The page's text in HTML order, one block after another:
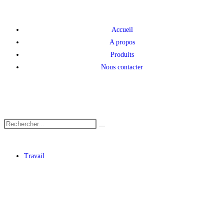
Accueil
A propos
Produits
Nous contacter
Travail